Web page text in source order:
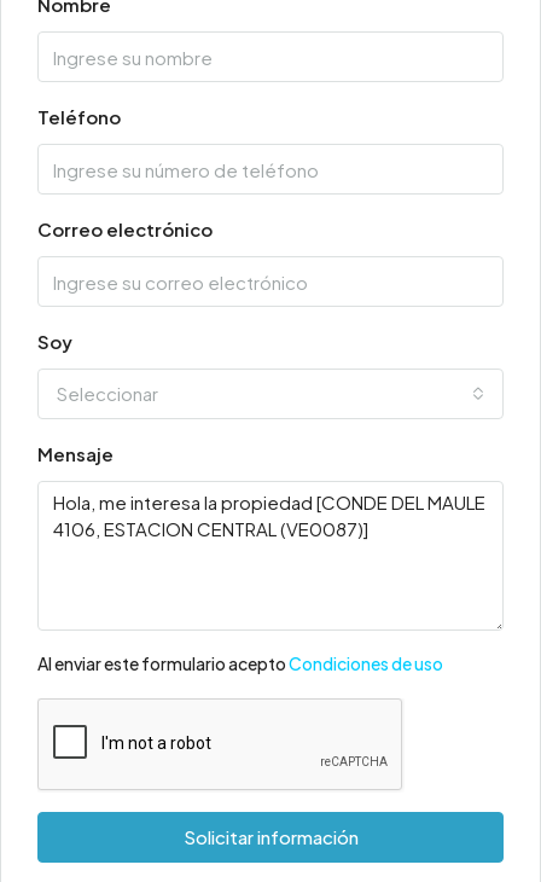
Teléfono
Correo electrónico
Soy
Seleccionar
Mensaje
Al enviar este formulario aceptoCondiciones de uso
Solicitar información